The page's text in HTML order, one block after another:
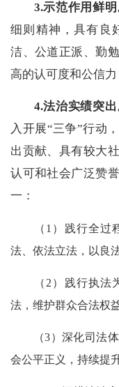
3.示范作用鲜明
细则精神，具有良
洁、公道正派、勤
高的认可度和公信力
4.法治实绩突出
入开展“三争”行动
出贡献、具有较大
认可和社会广泛赞
一：
（1）践行全过程
法、依法立法，以良
（2）践行执法为
法，维护群众合法权
（3）深化司法体
会公平正义，持续提